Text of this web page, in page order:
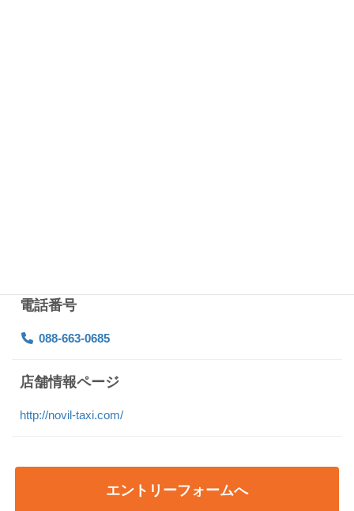
電話番号
088-663-0685
店舗情報ページ
http://novil-taxi.com/
エントリーフォームへ